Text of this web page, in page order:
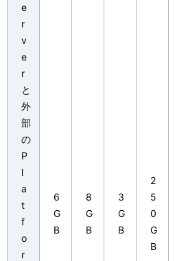
e
r
v
e
r
と
外
部
の
P
l
a
t
f
o
r
6
G
B
8
G
B
3
G
B
2
5
0
G
B